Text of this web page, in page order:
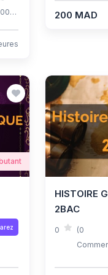
200 MAD
HISTOIRE
2BAC
0
(0